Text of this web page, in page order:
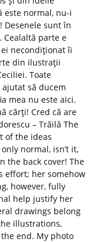
este normal, nu-i
Desenele sunt în
parte e
necondiționat îi
din ilustrații
Toate
să ducem
mea nu este aici.
cărți! Cred că are
– Trăilă The
of the ideas
normal, isn’t it,
the back cover! The
effort; her somehow
however, fully
help justify her
drawings belong
illustrations,
the end. My photo